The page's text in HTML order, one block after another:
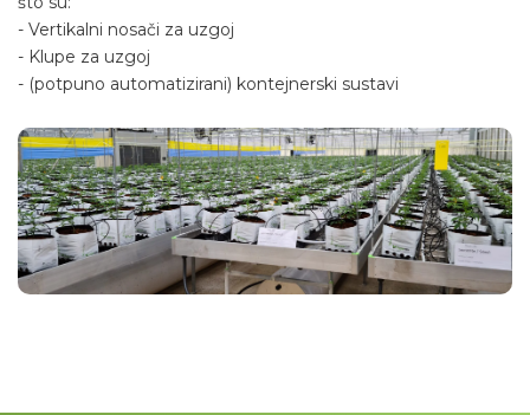
- Vertikalni nosači za uzgoj
- Klupe za uzgoj
- (potpuno automatizirani) kontejnerski sustavi